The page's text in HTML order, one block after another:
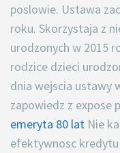
poslowie. Ustawa
roku. Skorzystaja z
urodzonych w 2015
rodzice dzieci
dnia wejscia ustawy
zapowiedz z expose
emeryta 80 lat Nie
efektywnosc